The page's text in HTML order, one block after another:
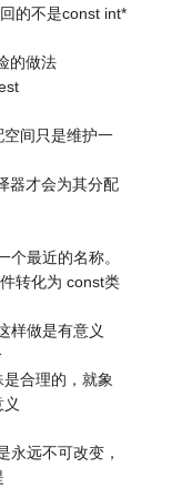
的不是const int*
的做法
间只是维护一
器才会为其分配
最近的名称。
转化为 const类
样做是有意义
合理的，就象
永远不可改变，